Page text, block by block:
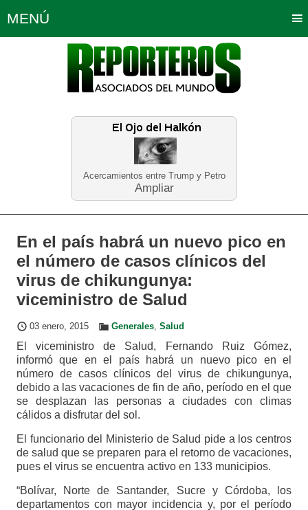
Acercamientos entre Trump y Petro
Ampliar
MENÚ
Política Opinión Bogotá
Planeta Tierra Deportes
Educación Neira
En el país habrá un nuevo pico en
el número de casos clínicos del
virus de chikungunya:
viceministro de Salud
03 enero, 2015 Generales, Salud
El viceministro de Salud, Fernando Ruiz Gómez,
informó que en el país habrá un nuevo pico en el
número de casos clínicos del virus de chikungunya,
debido a las vacaciones de fin de año, período en el que
se desplazan las personas a ciudades con climas
cálidos a disfrutar del sol.
El funcionario del Ministerio de Salud pide a los centros
de salud que se preparen para el retorno de vacaciones,
pues el virus se encuentra activo en 133 municipios.
“Bolívar, Norte de Santander, Sucre y Córdoba, los
departamentos con mayor incidencia y, por el período